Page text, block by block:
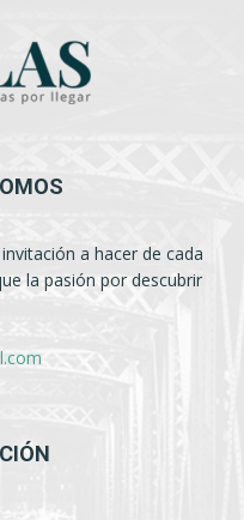
a hacer de cada
la pasión por descubrir